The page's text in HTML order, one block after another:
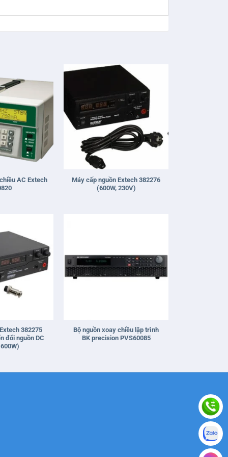
AC Extech
Máy cấp nguồn Extech 382276
(600W, 230V)
382275
đổi nguồn DC
Bộ nguồn xoay chiều lập trình
BK precision PVS60085